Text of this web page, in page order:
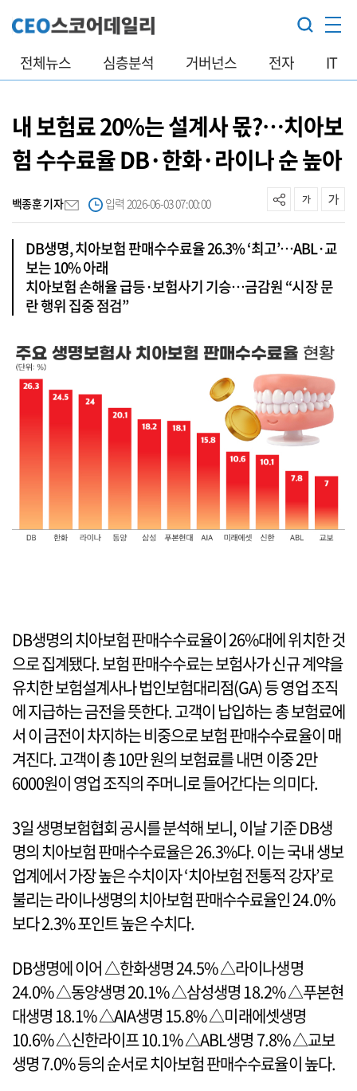
전체뉴스 심층분석 거버넌스 전자 IT
내 보험료 20%는 설계사 몫?…치아보
험 수수료율 DB·한화·라이나 순 높아
백종훈 기자 입력 2026-06-03 07:00:00
DB생명, 치아보험 판매수수료율 26.3% ‘최고’…ABL·교
보는 10% 아래
치아보험 손해율 급등·보험사기 기승…금감원 “시장 문
란 행위 집중 점검”
DB생명의 치아보험 판매수수료율이 26%대에 위치한 것
으로 집계됐다. 보험 판매수수료는 보험사가 신규 계약을
유치한 보험설계사나 법인보험대리점(GA) 등 영업 조직
에 지급하는 금전을 뜻한다. 고객이 납입하는 총 보험료에
서 이 금전이 차지하는 비중으로 보험 판매수수료율이 매
겨진다. 고객이 총 10만 원의 보험료를 내면 이중 2만
6000원이 영업 조직의 주머니로 들어간다는 의미다.
3일 생명보험협회 공시를 분석해 보니, 이날 기준 DB생
명의 치아보험 판매수수료율은 26.3%다. 이는 국내 생보
업계에서 가장 높은 수치이자 ‘치아보험 전통적 강자’로
불리는 라이나생명의 치아보험 판매수수료율인 24.0%
보다 2.3% 포인트 높은 수치다.
DB생명에 이어 △한화생명 24.5% △라이나생명
24.0% △동양생명 20.1% △삼성생명 18.2% △푸본현
대생명 18.1% △AIA생명 15.8% △미래에셋생명
10.6% △신한라이프 10.1% △ABL생명 7.8% △교보
생명 7.0% 등의 순서로 치아보험 판매수수료율이 높다.